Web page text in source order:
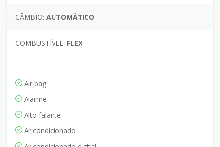
CÂMBIO: AUTOMÁTICO
COMBUSTÍVEL: FLEX
Air bag
Alarme
Alto falante
Ar condicionado